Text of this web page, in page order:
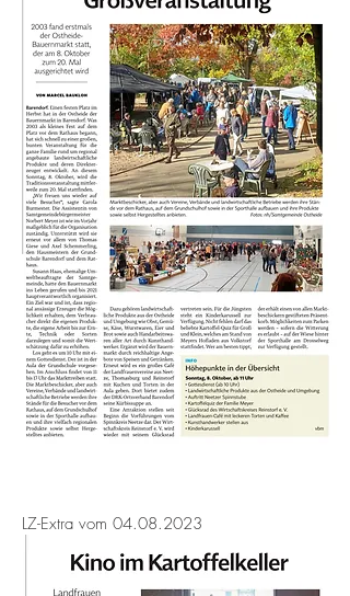
LZ-Extra vom 04.08.2023